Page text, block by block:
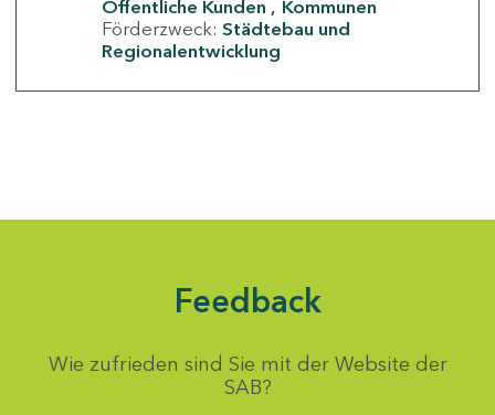
Öffentliche Kunden
Kommunen
Förderzweck: Städtebau und
Regionalentwicklung
Feedback
Wie zufrieden sind Sie mit der Website der
SAB?